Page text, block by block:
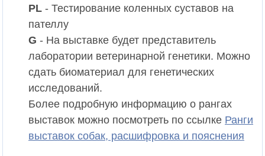
PL - Тестирование коленных суставов на
пателлу
G - На выставке будет представитель
лаборатории ветеринарной генетики. Можно
сдать биоматериал для генетических
исследований.
Более подробную информацию о рангах
выставок можно посмотреть по ссылке Ранги
выставок собак, расшифровка и пояснения